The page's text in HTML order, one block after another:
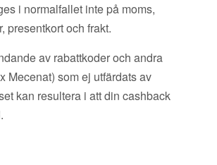
i normalfallet inte på moms,
presentkort och frakt.
av rabattkoder och andra
Mecenat) som ej utfärdats av
kan resultera i att din cashback